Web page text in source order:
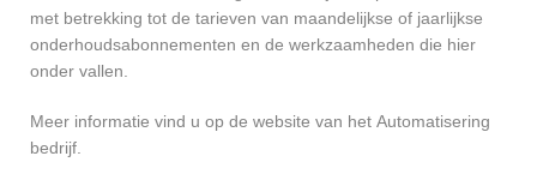
met betrekking tot de tarieven van maandelijkse of jaarlijkse
onderhoudsabonnementen en de werkzaamheden die hier
onder vallen.
Meer informatie vind u op de website van het Automatisering
bedrijf.